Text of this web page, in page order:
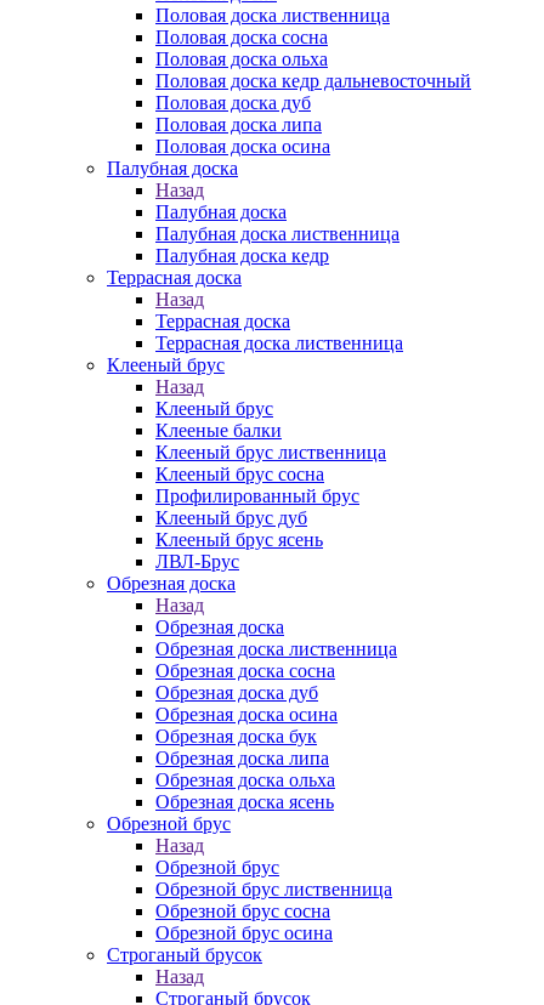
Половая доска лиственница
Половая доска сосна
Половая доска ольха
Половая доска кедр дальневосточный
Половая доска дуб
Половая доска липа
Половая доска осина
Палубная доска
Назад
Палубная доска
Палубная доска лиственница
Палубная доска кедр
Террасная доска
Назад
Террасная доска
Террасная доска лиственница
Клееный брус
Назад
Клееный брус
Клееные балки
Клееный брус лиственница
Клееный брус сосна
Профилированный брус
Клееный брус дуб
Клееный брус ясень
ЛВЛ-Брус
Обрезная доска
Назад
Обрезная доска
Обрезная доска лиственница
Обрезная доска сосна
Обрезная доска дуб
Обрезная доска осина
Обрезная доска бук
Обрезная доска липа
Обрезная доска ольха
Обрезная доска ясень
Обрезной брус
Назад
Обрезной брус
Обрезной брус лиственница
Обрезной брус сосна
Обрезной брус осина
Строганый брусок
Назад
Строганый брусок